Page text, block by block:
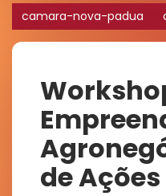
camara-nova-padua
de